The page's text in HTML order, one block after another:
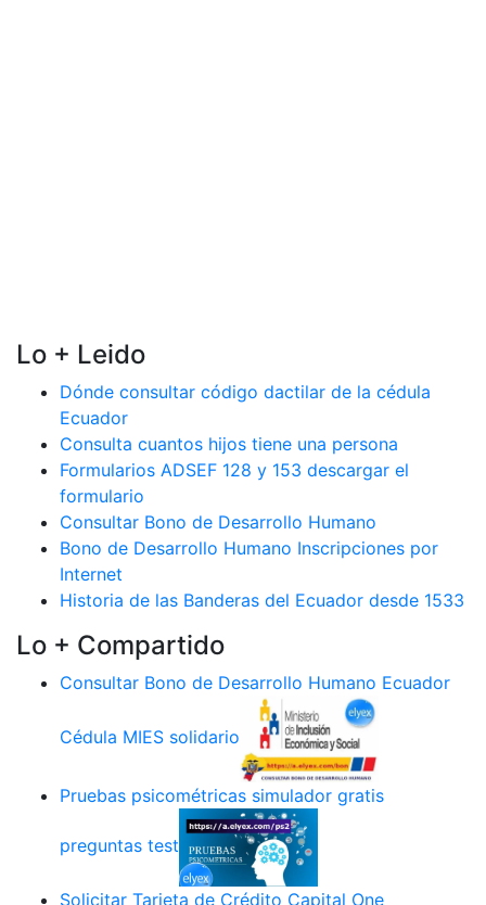
Lo + Leido
Dónde consultar código dactilar de la cédula
Ecuador
Consulta cuantos hijos tiene una persona
Formularios ADSEF 128 y 153 descargar el
formulario
Consultar Bono de Desarrollo Humano
Bono de Desarrollo Humano Inscripciones por
Internet
Historia de las Banderas del Ecuador desde 1533
Lo + Compartido
Consultar Bono de Desarrollo Humano Ecuador
Cédula MIES solidario
Pruebas psicométricas simulador gratis
preguntas test
Solicitar Tarjeta de Crédito Capital One